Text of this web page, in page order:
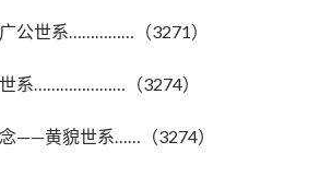
公世系……………（3271）
系…………………（3274）
——黄貌世系……（3274）